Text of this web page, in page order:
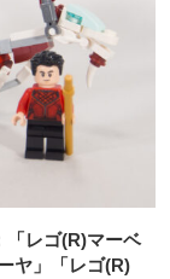
「レゴ(R)マーベ
ヤ」「レゴ(R)